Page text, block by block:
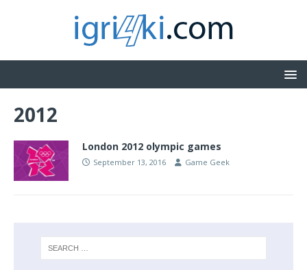
2012
London 2012 olympic games
September 13, 2016 Game Geek